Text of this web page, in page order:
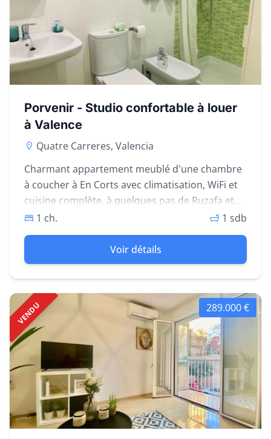
Porvenir - Studio confortable à louer
à Valence
Quatre Carreres, Valencia
Charmant appartement meublé d'une chambre
à coucher à En Corts avec climatisation, WiFi et
cuisine complète, à quelques pas de Ruzafa et
du Parque Central.
1 ch. 1 sdb
Voir détails
289.000 €
VENDU